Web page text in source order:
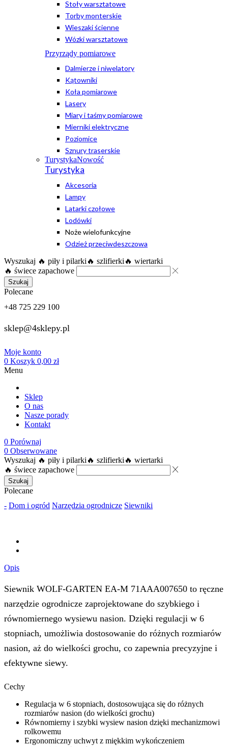
Stoły warsztatowe
Torby monterskie
Wieszaki ścienne
Wózki warsztatowe
Przyrządy pomiarowe
Dalmierze i niwelatory
Kątowniki
Koła pomiarowe
Lasery
Miary i taśmy pomiarowe
Mierniki elektryczne
Poziomice
Sznury traserskie
TurystykaNowość
Turystyka
Akcesoria
Lampy
Latarki czołowe
Lodówki
Noże wielofunkcyjne
Odzież przeciwdeszczowa
Wyszukaj 🔥 piły i pilarki 🔥 szlifierki 🔥 wiertarki
🔥 świece zapachowe
Szukaj
Polecane
+48 725 229 100
sklep@4sklepy.pl
Moje konto
0 Koszyk 0,00 zł
Menu
Sklep
O nas
Nasze porady
Kontakt
0 Porównaj
0 Obserwowane
Wyszukaj 🔥 piły i pilarki 🔥 szlifierki 🔥 wiertarki
🔥 świece zapachowe
Szukaj
Polecane
- Dom i ogród Narzędzia ogrodnicze Siewniki
Opis
Siewnik WOLF-GARTEN EA-M 71AAA007650 to ręczne
narzędzie ogrodnicze zaprojektowane do szybkiego i
równomiernego wysiewu nasion. Dzięki regulacji w 6
stopniach, umożliwia dostosowanie do różnych rozmiarów
nasion, aż do wielkości grochu, co zapewnia precyzyjne i
efektywne siewy.
Cechy
Regulacja w 6 stopniach, dostosowująca się do różnych
rozmiarów nasion (do wielkości grochu)
Równomierny i szybki wysiew nasion dzięki mechanizmowi
rolkowemu
Ergonomiczny uchwyt z miękkim wykończeniem